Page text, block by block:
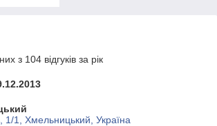
з 104 відгуків за рік
1/1, Хмельницький, Україна